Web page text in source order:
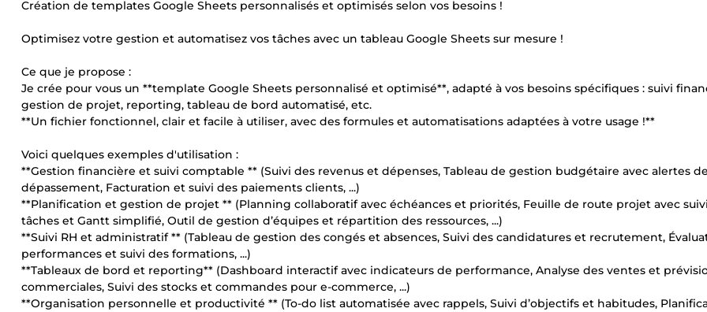
Création de templates Google Sheets personnalisés et optimisés selon vos besoins !
Optimisez votre gestion et automatisez vos tâches avec un tableau Google Sheets sur mesure !
Ce que je propose :
Je crée pour vous un **template Google Sheets personnalisé et optimisé**, adapté à vos besoins spécifiques : suivi
gestion de projet, reporting, tableau de bord automatisé, etc.
**Un fichier fonctionnel, clair et facile à utiliser, avec des formules et automatisations adaptées à votre usage !**
Voici quelques exemples d'utilisation :
**Gestion financière et suivi comptable ** (Suivi des revenus et dépenses, Tableau de gestion budgétaire avec alertes
dépassement, Facturation et suivi des paiements clients, ...)
**Planification et gestion de projet ** (Planning collaboratif avec échéances et priorités, Feuille de route projet avec
tâches et Gantt simplifié, Outil de gestion d’équipes et répartition des ressources, ...)
**Suivi RH et administratif ** (Tableau de gestion des congés et absences, Suivi des candidatures et recrutement,
performances et suivi des formations, ...)
**Tableaux de bord et reporting** (Dashboard interactif avec indicateurs de performance, Analyse des ventes et
commerciales, Suivi des stocks et commandes pour e-commerce, ...)
**Organisation personnelle et productivité ** (To-do list automatisée avec rappels, Suivi d’objectifs et habitudes,